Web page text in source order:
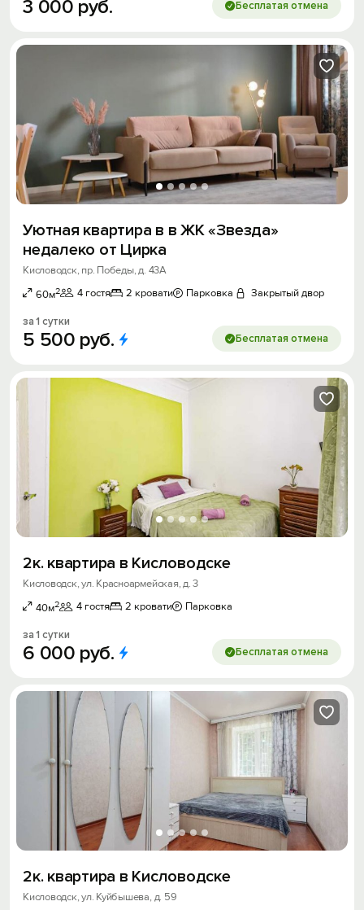
3 000 руб. Бесплатая отмена
Уютная квартира в в ЖК «Звезда»
недалеко от Цирка
Кисловодск, пр. Победы, д. 43А
60м2 4 гостя 2 кровати Парковка Закрытый двор
за 1 сутки
5 500 руб. Бесплатая отмена
2к. квартира в Кисловодске
Кисловодск, ул. Красноармейская, д. 3
40м2 4 гостя 2 кровати Парковка
за 1 сутки
6 000 руб. Бесплатая отмена
2к. квартира в Кисловодске
Кисловодск, ул. Куйбышева, д. 59